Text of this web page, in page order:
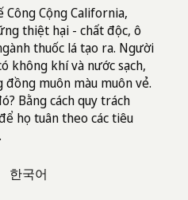
mới này đang gây
Đó là lý do vì sao chúng ta
đại dịch chết người
viên không khói
trở thành
tiên tại Mỹ hạn
lá trong nhà
Francisco trở thành
Mỹ cấm bán thuốc lá
khẳng định rằng thuốc lá
song hành.
Công Cộng California,
thiệt hại - chất độc, ô
thuốc lá tạo ra. Người
không khí và nước sạch,
muôn màu muôn vẻ.
Bằng cách quy trách
họ tuân theo các tiêu
한국어